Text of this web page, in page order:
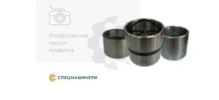
3D тур по производству
3D тур по складам
sksale@skdst.ru